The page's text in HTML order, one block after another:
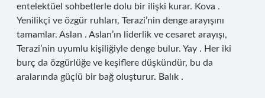
entelektüel sohbetlerle dolu bir ilişki kurar. Kova .
Yenilikçi ve özgür ruhları, Terazi’nin denge arayışını
tamamlar. Aslan . Aslan’ın liderlik ve cesaret arayışı,
Terazi’nin uyumlu kişiliğiyle denge bulur. Yay . Her iki
burç da özgürlüğe ve keşiflere düşkündür, bu da
aralarında güçlü bir bağ oluşturur. Balık .